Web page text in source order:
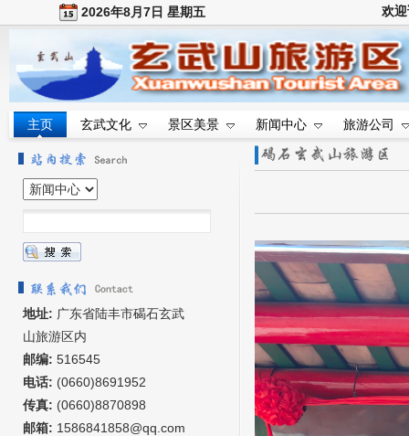
2026年8月7日 星期五 欢
主页 玄武文化 景区美景 新闻中心 旅游公司
地址: 广东省陆丰市碣石玄武
山旅游区内
邮编: 516545
电话: (0660)8691952
传真: (0660)8870898
邮箱: 1586841858@qq.com